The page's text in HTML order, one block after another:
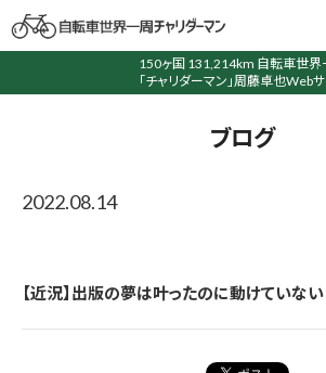
150ヶ国 131,214km 自転車世界
「チャリダーマン」周藤卓也Webサ
ブログ
2022.08.14
【近況】出版の夢は叶ったのに動けていない